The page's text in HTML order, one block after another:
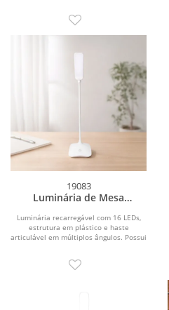
19083
Luminária de Mesa
Luminária recarregável com 16 LEDs,
estrutura em plástico e haste
articulável em múltiplos ângulos. Possui